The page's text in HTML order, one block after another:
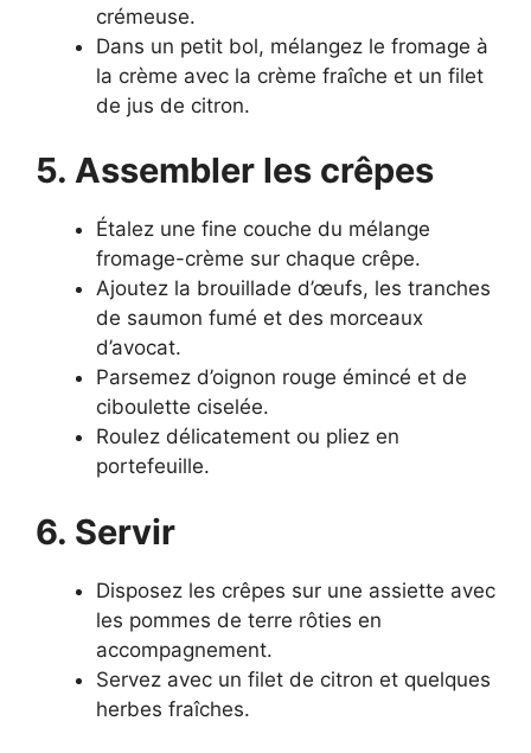
crémeuse.
Dans un petit bol, mélangez le fromage à
la crème avec la crème fraîche et un filet
de jus de citron.
5. Assembler les crêpes
Étalez une fine couche du mélange
fromage-crème sur chaque crêpe.
Ajoutez la brouillade d’œufs, les tranches
de saumon fumé et des morceaux
d’avocat.
Parsemez d’oignon rouge émincé et de
ciboulette ciselée.
Roulez délicatement ou pliez en
portefeuille.
6. Servir
Disposez les crêpes sur une assiette avec
les pommes de terre rôties en
accompagnement.
Servez avec un filet de citron et quelques
herbes fraîches.